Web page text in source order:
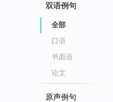
双语例句
全部
口语
书面语
论文
原声例句